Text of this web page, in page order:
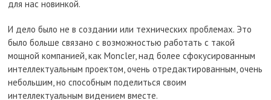
для нас новинкой.
И дело было не в создании или технических проблемах. Это
было больше связано с возможностью работать с такой
мощной компанией, как Moncler, над более сфокусированным
интеллектуальным проектом, очень отредактированным, очень
небольшим, но способным поделиться своим
интеллектуальным видением вместе.